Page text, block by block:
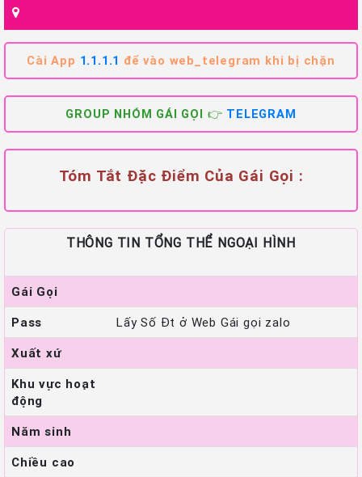
Cài App 1.1.1.1 để vào web_telegram khi bị chặn
GROUP NHÓM GÁI GỌI 👉 TELEGRAM
Tóm Tắt Đặc Điểm Của Gái Gọi :
THÔNG TIN TỔNG THỂ NGOẠI HÌNH
Gái Gọi
Pass
Lấy Số Đt ở Web Gái gọi zalo
Xuất xứ
Khu vực hoạt
động
Năm sinh
Chiều cao